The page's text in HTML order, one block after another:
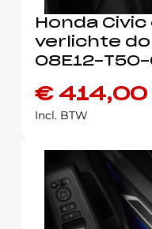
Honda Civic
verlichte
08E12-
€414,00
Incl. BTW